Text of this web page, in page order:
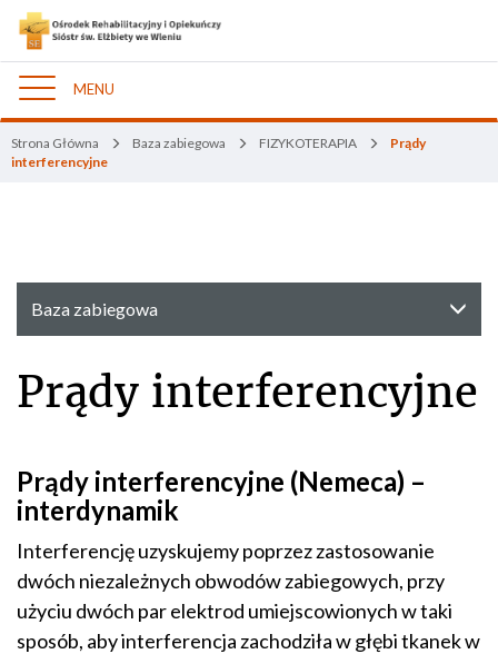
Nawigacja
MENU
Strona Główna Baza zabiegowa FIZYKOTERAPIA
Prądy
interferencyjne
Baza zabiegowa
Prądy interferencyjne
Prądy interferencyjne (Nemeca) –
interdynamik
Interferencję uzyskujemy poprzez zastosowanie
dwóch niezależnych obwodów zabiegowych, przy
użyciu dwóch par elektrod umiejscowionych w taki
sposób, aby interferencja zachodziła w głębi tkanek w